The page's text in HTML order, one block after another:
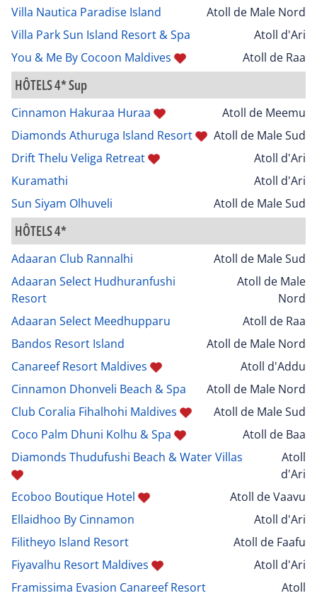
Villa Nautica Paradise Island
Atoll de Male Nord
Villa Park Sun Island Resort & Spa
Atoll d'Ari
You & Me By Cocoon Maldives
Atoll de Raa
HÔTELS 4* Sup
Cinnamon Hakuraa Huraa
Atoll de Meemu
Diamonds Athuruga Island Resort
Atoll de Male Sud
Drift Thelu Veliga Retreat
Atoll d'Ari
Kuramathi
Atoll d'Ari
Sun Siyam Olhuveli
Atoll de Male Sud
HÔTELS 4*
Adaaran Club Rannalhi
Atoll de Male Sud
Adaaran Select Hudhuranfushi
Resort
Atoll de Male
Nord
Adaaran Select Meedhupparu
Atoll de Raa
Bandos Resort Island
Atoll de Male Nord
Canareef Resort Maldives
Atoll d'Addu
Cinnamon Dhonveli Beach & Spa
Atoll de Male Nord
Club Coralia Fihalhohi Maldives
Atoll de Male Sud
Coco Palm Dhuni Kolhu & Spa
Atoll de Baa
Diamonds Thudufushi Beach & Water Villas
Atoll
d'Ari
Ecoboo Boutique Hotel
Atoll de Vaavu
Ellaidhoo By Cinnamon
Atoll d'Ari
Filitheyo Island Resort
Atoll de Faafu
Fiyavalhu Resort Maldives
Atoll d'Ari
Framissima Evasion Canareef Resort
Atoll